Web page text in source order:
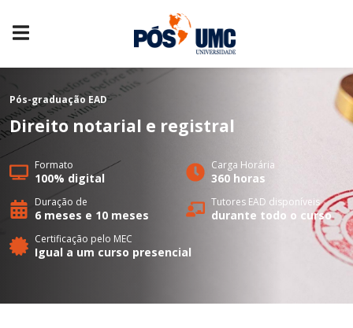
Pós-graduaçãoEAD
Direito notarial e registral
Formato
100% digital
Carga Horária
360 horas
Duração de
6 meses e 10 meses
Tutores EAD disponíveis
durante todo o curso
Certificação pelo MEC
Igual a um curso presencial